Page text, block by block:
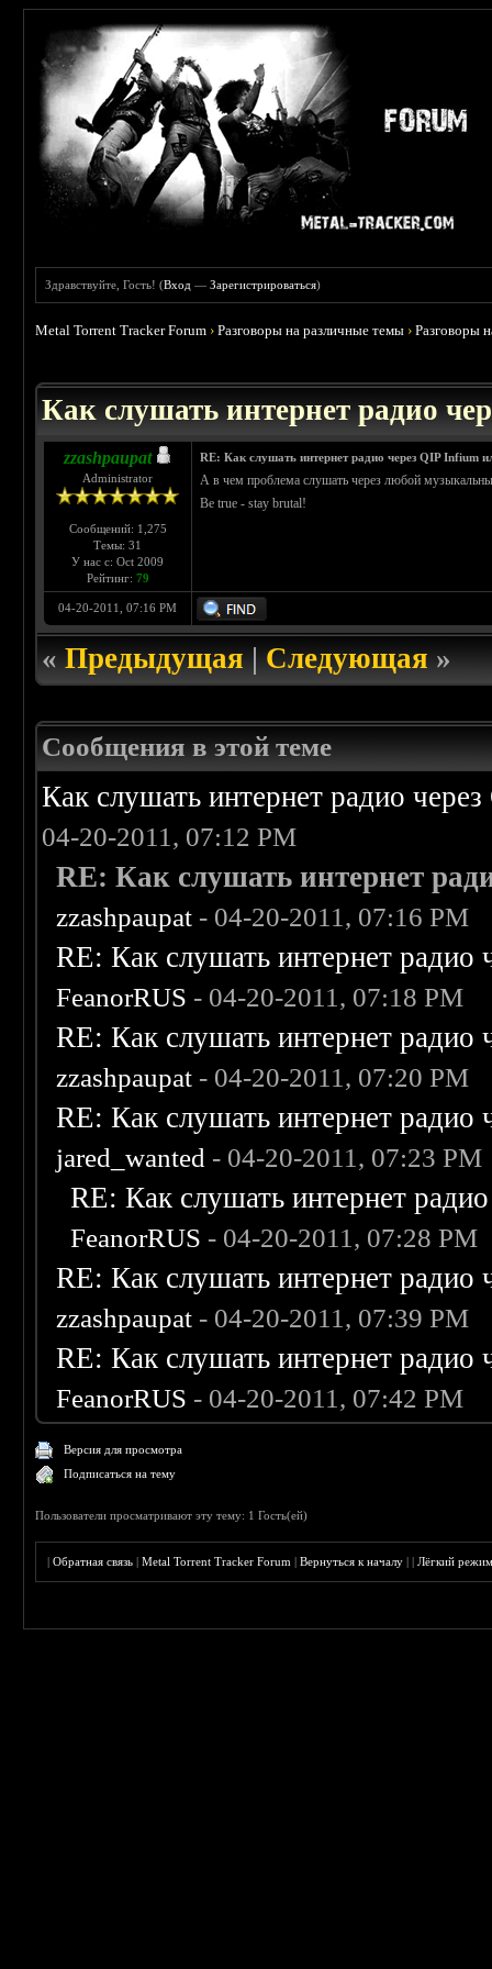
Здравствуйте, Гость! (Вход —Зарегистрироваться)
Metal Torrent Tracker Forum ›Разговоры на различные темы ›Разговоры
Как слушать интернет радио
zzashpaupat
Administrator
Сообщений: 1,275
Темы: 31
У нас с: Oct 2009
Рейтинг: 79
RE: Как слушать интернет радио через QIP Infium
А в чем проблема слушать через любой
Be true - stay brutal!
04-20-2011, 07:16 PM
«Предыдущая|Следующая»
Сообщения в этой теме
Как слушать интернет радио
04-20-2011, 07:12 PM
RE: Как слушать интернет
zzashpaupat - 04-20-2011, 07:16 PM
RE: Как слушать интернет
FeanorRUS - 04-20-2011, 07:18 PM
RE: Как слушать интернет
zzashpaupat - 04-20-2011, 07:20 PM
RE: Как слушать интернет
jared_wanted - 04-20-2011, 07:23 PM
RE: Как слушать интернет
FeanorRUS - 04-20-2011, 07:28 PM
RE: Как слушать интернет
zzashpaupat - 04-20-2011, 07:39 PM
RE: Как слушать интернет
FeanorRUS - 04-20-2011, 07:42 PM
Версия для просмотра
Подписаться на тему
Пользователи просматривают эту тему: 1 Гость(ей)
|Обратная связь |Metal Torrent Tracker Forum |Вернуться к началу ||Лёгкий